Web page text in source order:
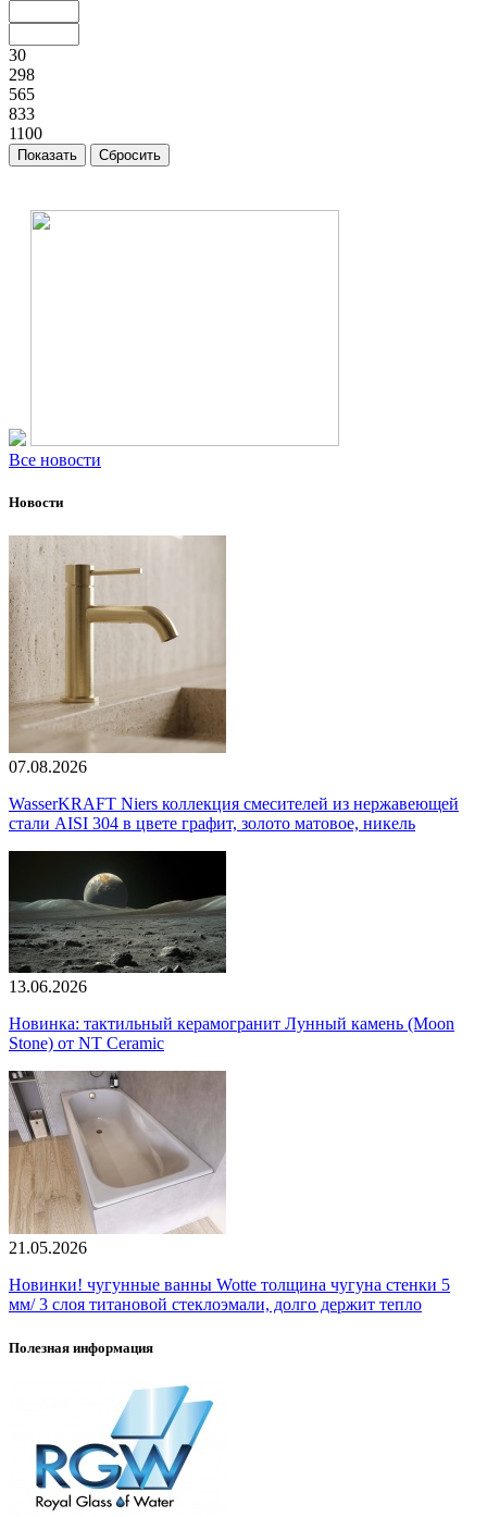
30
298
565
833
1100
Все новости
Новости
07.08.2026
WasserKRAFT Niers коллекция смесителей из нержавеющей
стали AISI 304 в цвете графит, золото матовое, никель
13.06.2026
Новинка: тактильный керамогранит Лунный камень (Moon
Stone) от NT Ceramic
21.05.2026
Новинки! чугунные ванны Wotte толщина чугуна стенки 5
мм/ 3 слоя титановой стеклоэмали, долго держит тепло
Полезная информация